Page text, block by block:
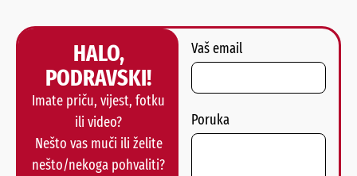
HALO,
PODRAVSKI!
Imate priču, vijest, fotku
ili video?
Nešto vas muči ili želite
nešto/nekoga pohvaliti?
Vaš email
Poruka